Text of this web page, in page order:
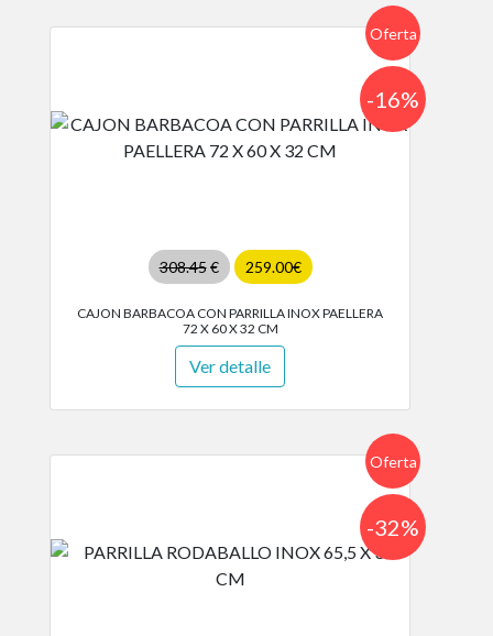
Oferta
308.45€ 259.00€
-16%
CAJON BARBACOA CON PARRILLA INOX PAELLERA
72 X 60 X 32 CM
Ver detalle
Oferta
-32%